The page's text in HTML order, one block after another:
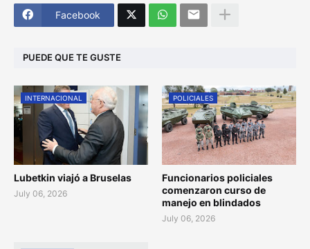
Facebook
PUEDE QUE TE GUSTE
INTERNACIONAL
Lubetkin viajó a Bruselas
July 06, 2026
POLICIALES
Funcionarios policiales
comenzaron curso de
manejo en blindados
July 06, 2026